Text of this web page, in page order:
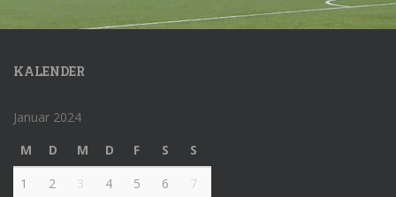
KALENDER
Januar 2024
M
D M D F S
S
1
2 3 4 5 6
7